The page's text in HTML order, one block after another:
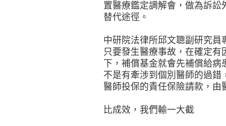
置醫療鑑定調解會，做為訴
替代途徑。
中研院法律所邱文聰副研究
只要發生醫療事故，在確定
下，補償基金就會先補償給
不是有牽涉到個別醫師的過
醫師投保的責任保險請款，由
比成效，我們輸一大截